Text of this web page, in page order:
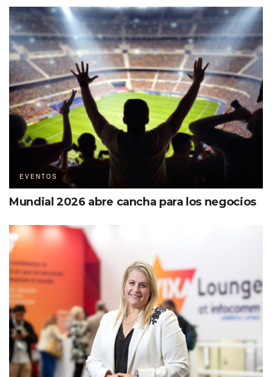
Especialización y sensibilización en la cadena de
valor, son indispensables
Las certificaciones son básicas para alcanzar
estándares globales
Los clientes que hoy asisten a un destino quieren ver
ejemplos tangibles de sostenibilidad, diversidad e
inclusión, con el objetivo de tener un aprendizaje en
este sentido
Las reuniones son un gran motivador para retener a
los empleados
Incluir la Inteligencia Artificial como herramienta de
diseño de eventos exitosos
“Estamos felices de tener a
expertos reconocidos, quienes
nos ayudarán a entender cómo
seguir mejorando la industria
de los eventos en América
Latina…”
EVENTOS
Mundial 2026 abre cancha para los negocios